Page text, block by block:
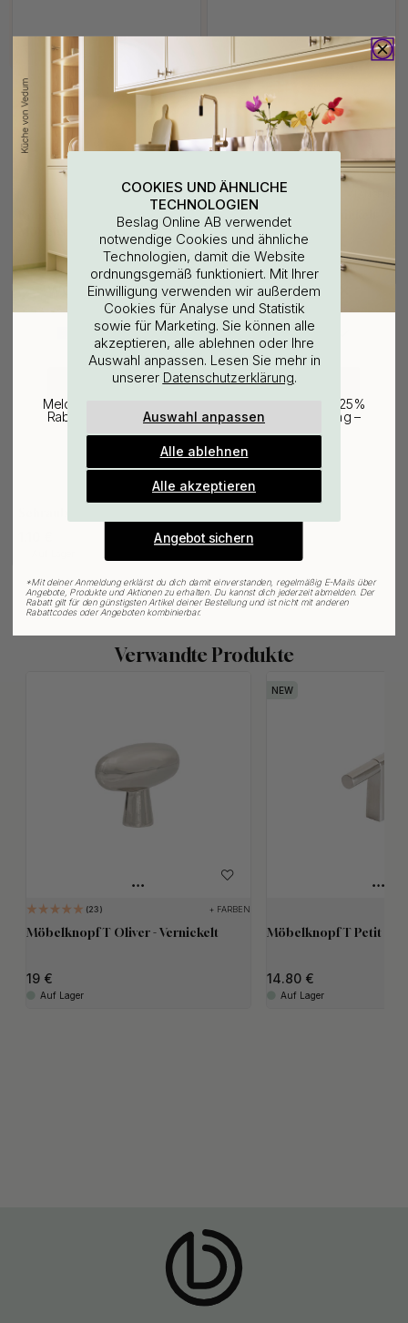
Bohrschablone für
Möbelgriffe & Möbelknöpfe
Auf Lager
11
Möbelgriff Spira - Vernickelt
ab 18 €
Auf Lager
WANDBEFESTIGUNG
Verwandte Produkte
23 + FARBEN
Möbelknopf T Oliver - Vernickelt
19
Auf Lager
Möbelknopf T Petit -
14.80
Auf Lager
COOKIES UND ÄHNLICHE
TECHNOLOGIEN
Beslag Online AB verwendet
notwendige Cookies und ähnliche
Technologien, damit die Website
ordnungsgemäß funktioniert. Mit Ihrer
Einwilligung verwenden wir außerdem
Cookies für Analyse und Statistik
sowie für Marketing. Sie können alle
akzeptieren, alle ablehnen oder Ihre
Auswahl anpassen. Lesen Sie mehr in
unserer Datenschutzerklärung.
Auswahl anpassen
Alle ablehnen
Alle akzeptieren
WOULD YOU RATHER VISIT?
EU
CHANGE COUNTRY
25% Rabatt auf deinen
günstigsten Artikel
Melde dich für unseren Newsletter an und erhalte 25%
Rabatt auf den günstigsten Artikel deiner Bestellung –
plus Inspiration und exklusive Angebote.
Gültig bis zum 31. August
Angebot sichern
*Mit deiner Anmeldung erklärst du dich damit einverstanden, regelmäßig E-Mails über
Angebote, Produkte und Aktionen zu erhalten. Du kannst dich jederzeit abmelden. Der
Rabatt gilt für den günstigsten Artikel deiner Bestellung und ist nicht mit anderen
Rabattcodes oder Angeboten kombinierbar.